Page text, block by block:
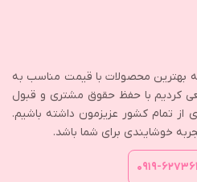
بهترین محصولات با قیمت مناسب به
کردیم با حفظ حقوق مشتری و قبول
تمام کشور عزیزمون داشته باشیم.
خوشایندی برای شما باشد.